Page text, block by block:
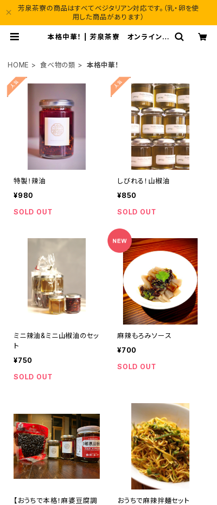
芳泉茶寮の商品はすべてベジタリアン対応です。（乳・卵を使
用した商品があります）
本格中華！ | 芳泉茶寮 オンラインシ
HOME 食べ物の類 本格中華！
特製！辣油
¥980
SOLD OUT
しびれる！山椒油
¥850
SOLD OUT
ミニ辣油&ミニ山椒油のセッ
ト
¥750
SOLD OUT
麻辣もろみソース
¥700
SOLD OUT
【おうちで本格！麻婆豆腐調
おうちで麻辣拌麺セット